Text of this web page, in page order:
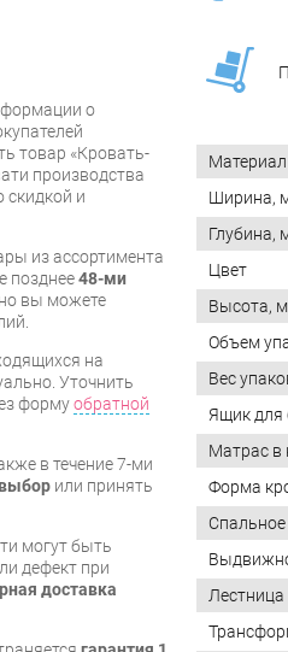
о
товар «Кровать-
производства
скидкой и
из ассортимента
позднее48-ми
вы можете
на
Уточнить
формуобратной
в течение 7-ми
или принять
могут быть
дефект при
доставка
Материал
Ширина,
Глубина,
Цвет
Высота,
Объем
Вес
Ящик для
Матрас в
Форма
Лестница